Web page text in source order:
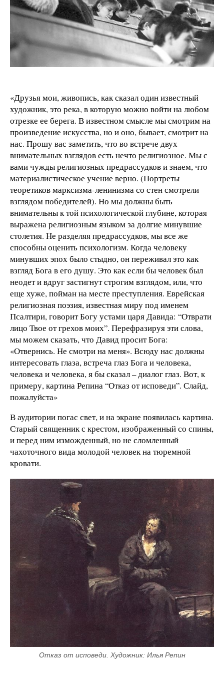
«Друзья мои, живопись, как сказал один известный
художник, это река, в которую можно войти на любом
отрезке ее берега. В известном смысле мы смотрим на
произведение искусства, но и оно, бывает, смотрит на
нас. Прошу вас заметить, что во встрече двух
внимательных взглядов есть нечто религиозное. Мы с
вами чужды религиозных предрассудков и знаем, что
материалистическое учение верно. (Портреты
теоретиков марксизма-ленинизма со стен смотрели
взглядом победителей). Но мы должны быть
внимательны к той психологической глубине, которая
выражена религиозным языком за долгие минувшие
столетия. Не разделяя предрассудков, мы все же
способны оценить психологизм. Когда человеку
минувших эпох было стыдно, он переживал это как
взгляд Бога в его душу. Это как если бы человек был
неодет и вдруг застигнут строгим взглядом, или, что
еще хуже, пойман на месте преступления. Еврейская
религиозная поэзия, известная миру под именем
Псалтири, говорит Богу устами царя Давида: “Отврати
лицо Твое от грехов моих”. Перефразируя эти слова,
мы можем сказать, что Давид просит Бога:
«Отвернись. Не смотри на меня». Всюду нас должны
интересовать глаза, встреча глаз Бога и человека,
человека и человека, я бы сказал – диалог глаз. Вот, к
примеру, картина Репина “Отказ от исповеди”. Слайд,
пожалуйста»
В аудитории погас свет, и на экране появилась картина.
Старый священник с крестом, изображенный со спины,
и перед ним изможденный, но не сломленный
чахоточного вида молодой человек на тюремной
кровати.
Отказ от исповеди. Художник: Илья Репин